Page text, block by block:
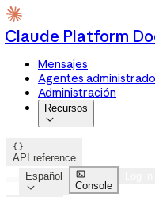
Claude Platform
Mensajes
Agentes
Administración
Recursos


API reference
Español


Console